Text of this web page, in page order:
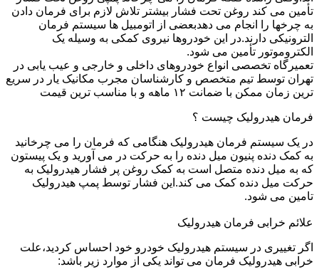
تأمین می کند روغن تحت فشار بیشتر تلاش لازم برای فرمان دادن
به چرخها را انجام می دهدبعضی از اتومبیل ها سیستم فرمان
الترونیکی دارند.در این خودروها نیروی کمکی به وسیله یک
الکتروموتور تأمین می شود.
تعمیرگاه تخصصی انواع خودروهای داخلی و خارجی و عیب یابی در
تهران توسط تیم متخصص و کارشناسان مجرب مکانیک یار در سریع
ترین زمان ممکن با ضمانت ۱۲ ماهه و با مناسب ترین قیمت
فرمان هیدرولیک چیست ؟
در یک سیستم فرمان هیدرولیک هنگامی که فرمان را می چرخانید
به کمک دنده پنیون میل دنده را به حرکت در می آورید و یک پیستون
که به میل دنده متصل است به کمک روغن پر فشار هیدرولیک به
حرکت میل دنده کمک می کند.این فشار توسط پمپ هیدرولیک
تامین می شود.
علائم خرابی فرمان هیدرولیک
اگر تغییری در سیستم هیدرولیک خودرو خود احساس کردید،علت
خرابی هیدرولیک فرمان می تواند یکی از موارد زیر باشد: